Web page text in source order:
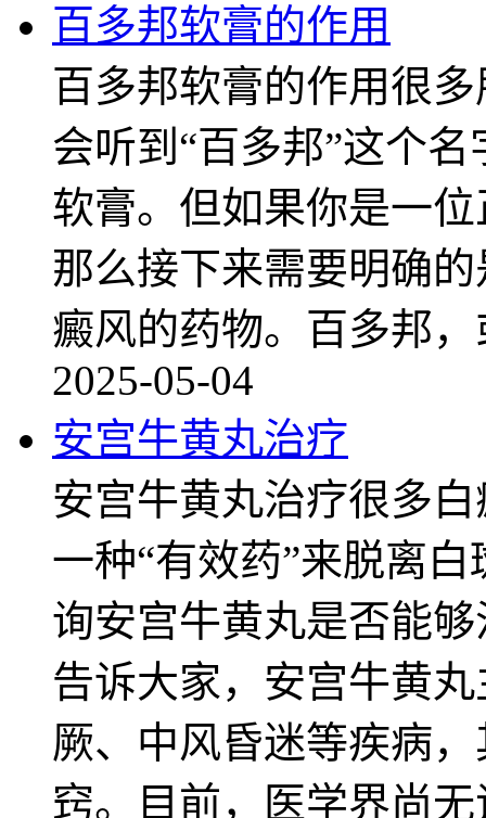
百多邦软膏的作用
百多邦软膏的作用很
会听到“百多邦”这个
软膏。但如果你是一
那么接下来需要明确
癜风的药物。百多邦
2025-05-04
安宫牛黄丸治疗
安宫牛黄丸治疗很多
一种“有效药”来脱离
询安宫牛黄丸是否能
告诉大家，安宫牛黄
厥、中风昏迷等疾病
窍。目前，医学界尚